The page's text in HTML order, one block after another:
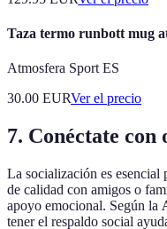
Taza termo runbott mug
Atmosfera Sport ES
30.00 EURVer el precio
7. Conéctate con
La socialización es esencial
de calidad con amigos o
apoyo emocional. Según la
tener el respaldo social